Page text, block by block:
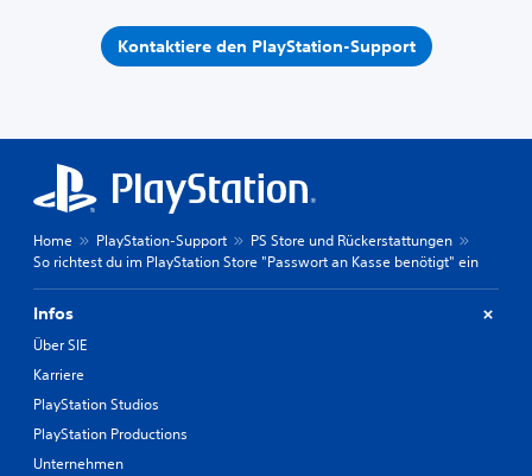
Kontaktiere den PlayStation-Support
Home PlayStation-Support
PS Store und Rückerstattungen
So richtest du im PlayStation Store "Passwort an Kasse benötigt" ein
Infos
Über SIE
Karriere
PlayStation Studios
PlayStation Productions
Unternehmen